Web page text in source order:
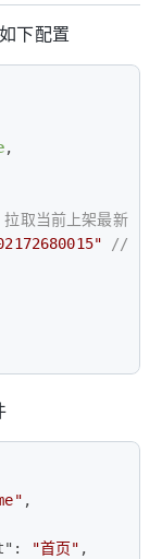
下配置
,
取当前上架最新版本
// 领
,
: "首页" ,